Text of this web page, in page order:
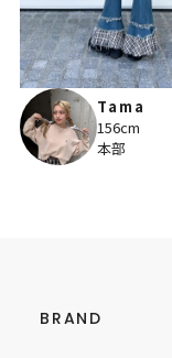
Tama
156cm
本部
BRAND